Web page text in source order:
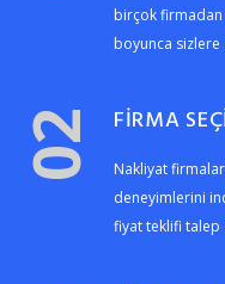
birçok firmadan
boyunca sizlere
02 FİRMA
Nakliyat
deneyimlerini
fiyat teklifi talep